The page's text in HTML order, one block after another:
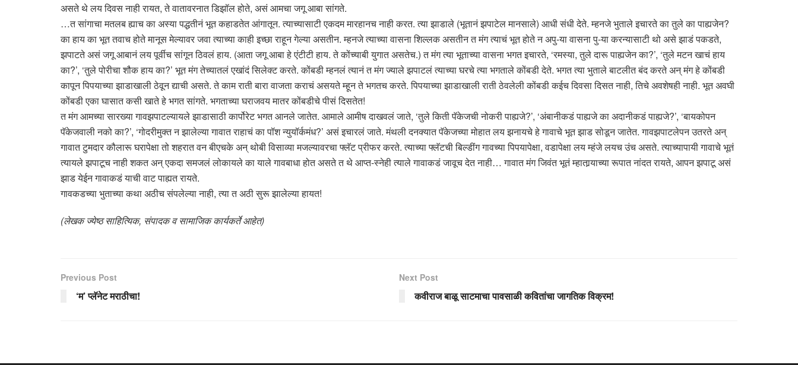
असते थे लय दिवस नाही रायत, ते वातावरनात डिझॉल होते, असं आमचा जगू आबा सांगते.
…त सांगाचा मतलब ह्याच का अस्या पद्धतीनं भूत कहाडतेत आंगातून. त्याच्यासाटी एकदम मारहानच नाही करत. त्या झाडाले (भूतानं झपाटेल मानसाले) आधी संधी देते. म्हनजे भुताले इचारते का तुले का पाह्यजेन?
का हाय का भूत तवाच होते मानूस मेल्यावर जवा त्याच्या काही इच्छा राहून गेल्या असतीन. म्हनजे त्याच्या वासना शिल्लक असतीन त मंग त्याचं भूत होते न अपु-या वासना पु-या करन्यासाटी थो असे झाडं पकडते,
झपाटते असं जगू आबानं लय पूर्वीच सांगून ठिवलं हाय. (आता जगू आबा हे एंटीटी हाय. ते कोंच्याबी युगात असतेच.) त मंग त्या भूताच्या वासना भगत इचारते, ‘रमस्या, तुले दारू पाह्यजेन का?’, ‘तुले मटन खाचं हाय
का?’, ‘तुले पोरीचा शौक हाय का?’ भूत मंग तेच्यातलं एखांदं सिलेक्ट करते. कोंबडी म्हनलं त्यानं त मंग ज्याले झपाटलं त्याच्या घरचे त्या भगताले कोंबडी देते. भगत त्या भुताले बाटलीत बंद करते अन् मंग हे कोंबडी
कापून पिपयाच्या झाडाखाली ठेवून द्याची असते. ते काम राती बारा वाजता कराचं असयते म्हून ते भगतच करते. पिपयाच्या झाडाखाली राती ठेवलेली कोंबडी कईच दिवसा दिसत नाही, तिचे अवशेषही नाही. भूत अवघी
कोंबडी एका घासात कसी खाते हे भगत सांगते. भगताच्या घराजवय मातर कोंबडीचे पीसं दिसतेत!
त मंग आमच्या सारख्या गावझपाटल्यायले झाडासाठी कार्पोरेट भगत आनले जातेत. आमाले आमीष दाखवलं जाते, ‘तुले किती पॅकेजची नोकरी पाह्यजे?’, ‘अंबानीकडं पाह्यजे का अदानीकडं पाह्यजे?’, ‘बायकोपन
पॅकेजवाली नको का?’, ‘गोदरीमुक्त न झालेल्या गावात राहाचं का पॉश न्युयॉर्कमंध?’ असं इचारलं जाते. मंथली दनक्यात पॅकेजच्या मोहात लय झनायचे हे गावाचे भूत झाड सोडून जातेत. गावझपाटलेपन उतरते अन्
गावात टुमदार कौलारू घरापेक्षा तो शहरात वन बीएचके अन् थोबी विसाव्या मजल्यावरचा फ्लॅट प्रीफर करते. त्याच्या फ्लॅटची बिल्डींग गावच्या पिपयापेक्षा, वडापेक्षा लय म्हंजे लयच उंच असते. त्याच्यापायी गावाचे भूतं
त्यायले झपाटूच नाही शकत अन् एकदा समजलं लोकायले का याले गावबाधा होत असते त थे आप्त-स्नेही त्याले गावाकडं जावूच देत नाही… गावात मंग जिवंत भूतं म्हातार्‍याच्या रूपात नांदत रायते, आपन झपाटू असं
झाड येईन गावाकडं याची वाट पाह्यत रायते.
गावकडच्या भुताच्या कथा अठीच संपलेल्या नाही, त्या त अठी सुरू झालेल्या हायत!
(लेखक ज्येष्ठ साहित्यिक, संपादक व सामाजिक कार्यकर्ते आहेत)
Previous Post
‘म’ प्लॅनेट मराठीचा!
Next Post
कवीराज बाळू साटमाचा पावसाळी कवितांचा जागतिक विक्रम!